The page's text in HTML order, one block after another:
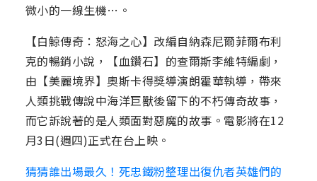
微小的一線生機…。
【白鯨傳奇：怒海之心】改編自納森尼爾菲爾布利
克的暢銷小說，【血鑽石】的查爾斯李維特編劇，
由【美麗境界】奧斯卡得獎導演朗霍華執導，帶來
人類挑戰傳說中海洋巨獸後留下的不朽傳奇故事，
而它訴說著的是人類面對惡魔的故事。電影將在12
月3日(週四)正式在台上映。
猜猜誰出場最久！死忠鐵粉整理出復仇者英雄們的